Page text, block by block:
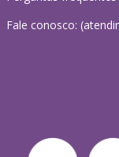
Fale conosco: